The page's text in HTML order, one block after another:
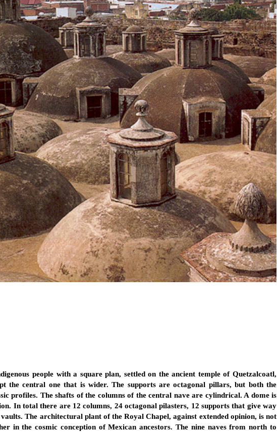
people with a square plan, settled on the ancient temple of Quetzalcoatl,
the central one that is wider. The supports are octagonal pillars, but both the
profiles. The shafts of the columns of the central nave are cylindrical. A dome is
In total there are 12 columns, 24 octagonal pilasters, 12 supports that give way
The architectural plant of the Royal Chapel, against extended opinion, is not
in the cosmic conception of Mexican ancestors. The nine naves from north to